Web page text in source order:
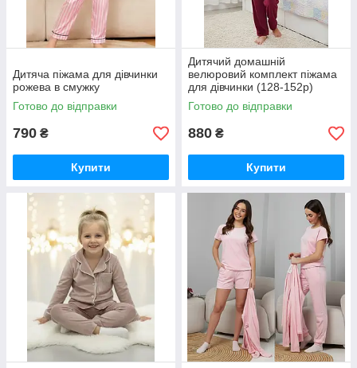
Дитяча піжама для дівчинки
рожева в смужку
Готово до відправки
790 ₴
Купити
Дитячий домашній
велюровий комплект піжама
для дівчинки (128-152р)
Готово до відправки
880 ₴
Купити